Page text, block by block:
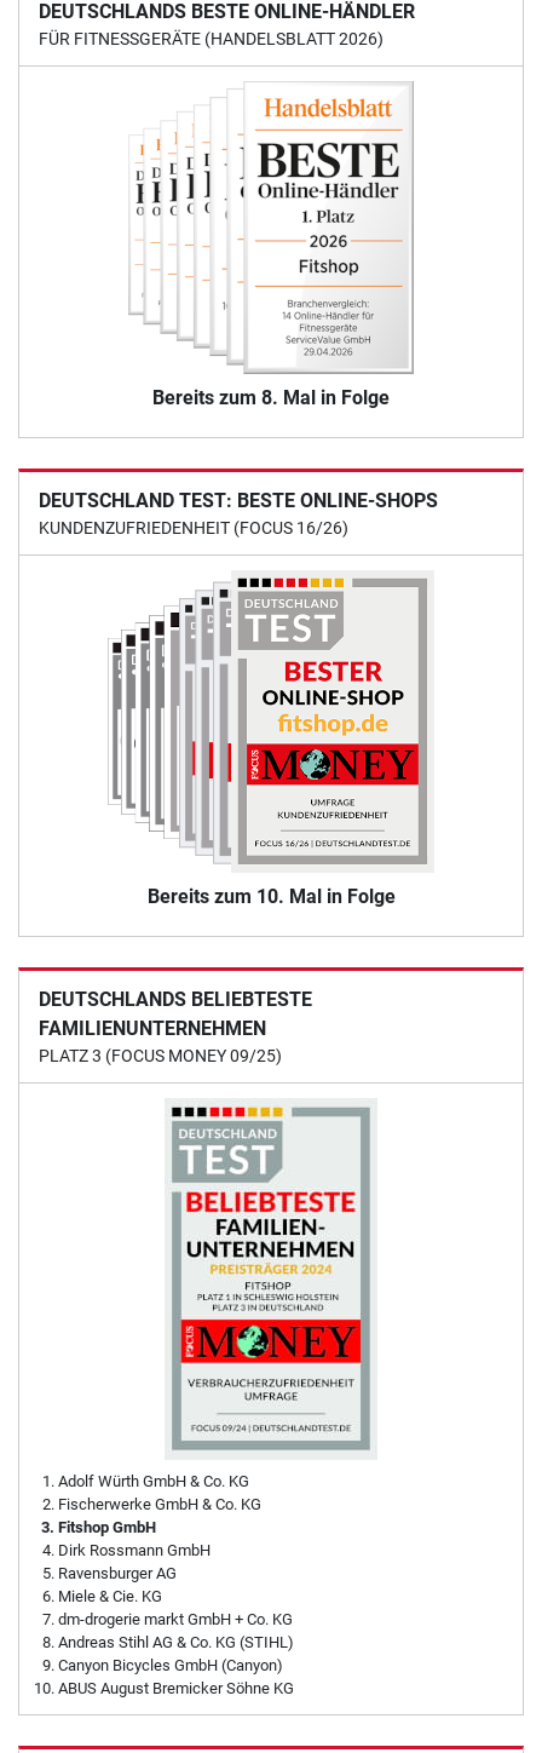
DEUTSCHLANDS BESTE ONLINE-HÄNDLER
FÜR FITNESSGERÄTE (HANDELSBLATT 2026)
Bereits zum 8. Mal in Folge
DEUTSCHLAND TEST: BESTE ONLINE-SHOPS
KUNDENZUFRIEDENHEIT (FOCUS 16/26)
Bereits zum 10. Mal in Folge
DEUTSCHLANDS BELIEBTESTE
FAMILIENUNTERNEHMEN
PLATZ 3 (FOCUS MONEY 09/25)
Adolf Würth GmbH & Co. KG
Fischerwerke GmbH & Co. KG
Fitshop GmbH
Dirk Rossmann GmbH
Ravensburger AG
Miele & Cie. KG
dm-drogerie markt GmbH + Co. KG
Andreas Stihl AG & Co. KG (STIHL)
Canyon Bicycles GmbH (Canyon)
ABUS August Bremicker Söhne KG